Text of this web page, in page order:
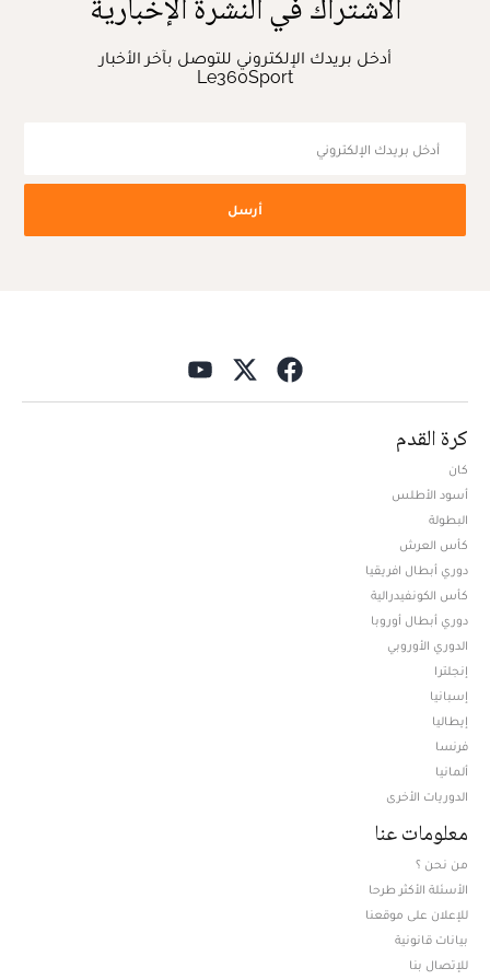
الاشتراك في النشرة الإخبارية
أدخل بريدك الإلكتروني للتوصل بآخر الأخبار
Le360Sport
أرسل
كرة القدم
كان
أسود الأطلس
البطولة
كأس العرش
دوري أبطال افريقيا
كأس الكونفيدرالية
دوري أبطال أوروبا
الدوري الأوروبي
إنجلترا
إسبانيا
إيطاليا
فرنسا
ألمانيا
الدوريات الأخرى
معلومات عنا
من نحن ؟
الأسئلة الأكثر طرحا
للإعلان على موقعنا
بيانات قانونية
للإتصال بنا